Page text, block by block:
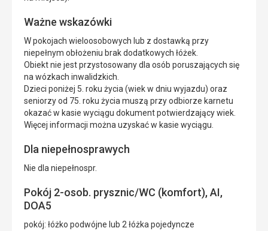
Ważne wskazówki
W pokojach wieloosobowych lub z dostawką przy
niepełnym obłożeniu brak dodatkowych łóżek.
Obiekt nie jest przystosowany dla osób poruszających się
na wózkach inwalidzkich.
Dzieci poniżej 5. roku życia (wiek w dniu wyjazdu) oraz
seniorzy od 75. roku życia muszą przy odbiorze karnetu
okazać w kasie wyciągu dokument potwierdzający wiek.
Więcej informacji można uzyskać w kasie wyciągu.
Dla niepełnosprawych
Nie dla niepełnospr.
Pokój 2-osob. prysznic/WC (komfort), AI,
DOA5
pokój: łóżko podwójne lub 2 łóżka pojedyncze